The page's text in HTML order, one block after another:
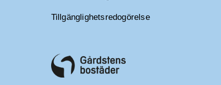
Tillgänglighetsredogörelse